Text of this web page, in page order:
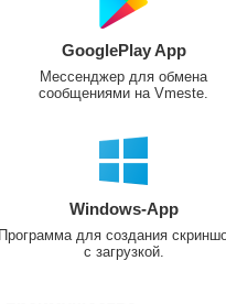
GooglePlay App
Мессенджер для обмена
сообщениями на Vmeste.
Windows-App
Программа для создания
с загрузкой.